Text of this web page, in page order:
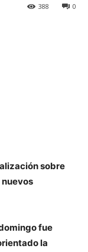
0
388
sobre
fue
la